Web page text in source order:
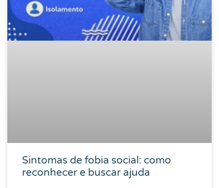
Sintomas de fobia social: como
reconhecer e buscar ajuda